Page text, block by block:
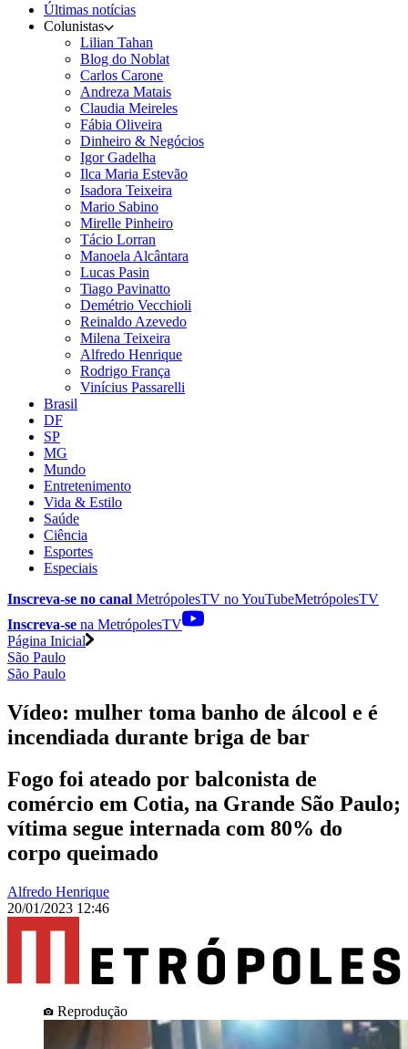
Últimas notícias
Colunistas
Lilian Tahan
Blog do Noblat
Carlos Carone
Andreza Matais
Claudia Meireles
Fábia Oliveira
Dinheiro & Negócios
Igor Gadelha
Ilca Maria Estevão
Isadora Teixeira
Mario Sabino
Mirelle Pinheiro
Tácio Lorran
Manoela Alcântara
Lucas Pasin
Tiago Pavinatto
Demétrio Vecchioli
Reinaldo Azevedo
Milena Teixeira
Alfredo Henrique
Rodrigo França
Vinícius Passarelli
Brasil
DF
SP
MG
Mundo
Entretenimento
Vida & Estilo
Saúde
Ciência
Esportes
Especiais
Inscreva-se no canal MetrópolesTV noYouTubeMetrópolesTV
Inscreva-se na MetrópolesTV
Página Inicial
São Paulo
São Paulo
Vídeo: mulher toma banho de álcool e é
incendiada durante briga de bar
Fogo foi ateado por balconista de
comércio em Cotia, na Grande São Paulo;
vítima segue internada com 80% do
corpo queimado
Alfredo Henrique
20/01/2023 12:46
Reprodução